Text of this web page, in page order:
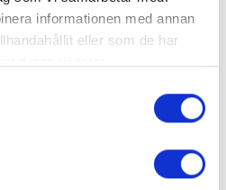
informationen med annan
eller som de har